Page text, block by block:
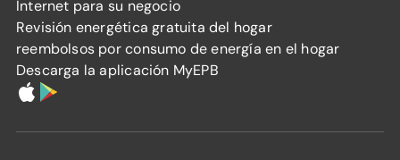
Internet para su negocio
Revisión energética gratuita del hogar
reembolsos por consumo de energía en el hogar
Descarga la aplicación MyEPB